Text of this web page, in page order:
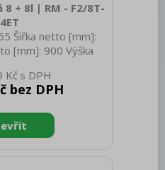
+ 8l | RM - F2/8T-
Šířka netto [mm]:
[mm]: 900 Výška
[mm]: 430 Hloubka
brutto [mm]:
zařízení
Stolní Příkon
Napájení: 400 V /
Kč
bez DPH